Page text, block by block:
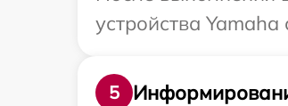
устройства
5